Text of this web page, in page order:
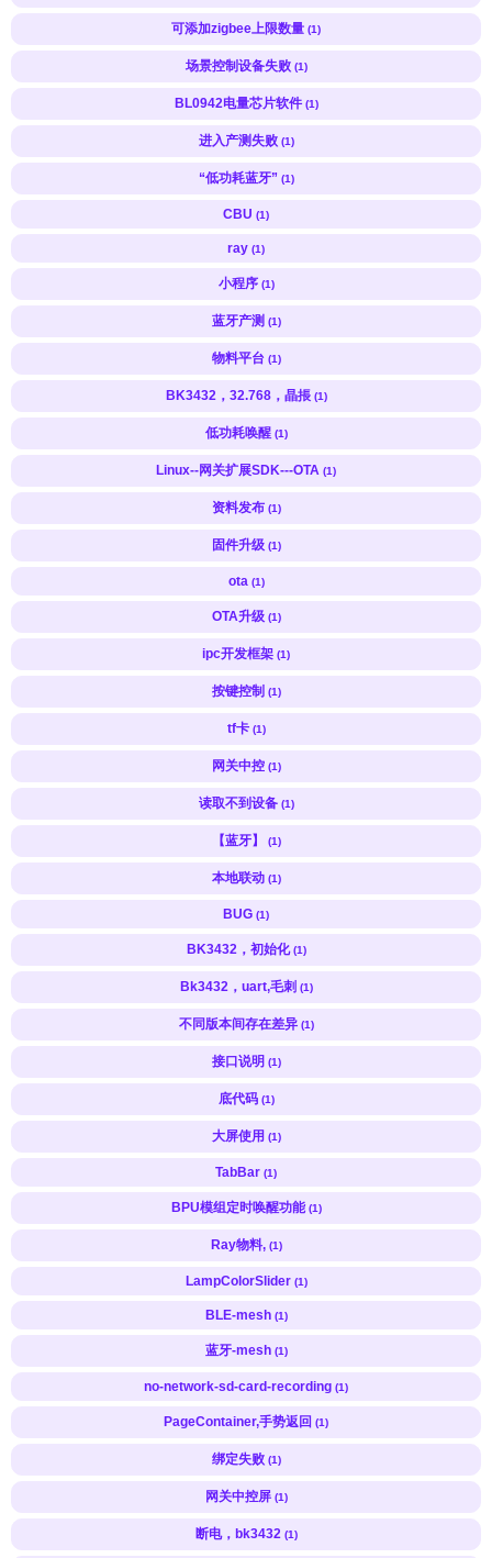
可添加zigbee上限数量 (1)
场景控制设备失败 (1)
BL0942电量芯片软件 (1)
进入产测失败 (1)
“低功耗蓝牙” (1)
CBU (1)
ray (1)
小程序 (1)
蓝牙产测 (1)
物料平台 (1)
BK3432，32.768，晶掁 (1)
低功耗唤醒 (1)
Linux--网关扩展SDK---OTA (1)
资料发布 (1)
固件升级 (1)
ota (1)
OTA升级 (1)
ipc开发框架 (1)
按键控制 (1)
tf卡 (1)
网关中控 (1)
读取不到设备 (1)
【蓝牙】 (1)
本地联动 (1)
BUG (1)
BK3432，初始化 (1)
Bk3432，uart,毛刺 (1)
不同版本间存在差异 (1)
接口说明 (1)
底代码 (1)
大屏使用 (1)
TabBar (1)
BPU模组定时唤醒功能 (1)
Ray物料, (1)
LampColorSlider (1)
BLE-mesh (1)
蓝牙-mesh (1)
no-network-sd-card-recording (1)
PageContainer,手势返回 (1)
绑定失败 (1)
网关中控屏 (1)
断电，bk3432 (1)